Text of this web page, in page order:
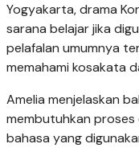
Yogyakarta, drama
sarana belajar jika
pelafalan umumnya
memahami kosakata
Amelia menjelaskan
membutuhkan proses
bahasa yang